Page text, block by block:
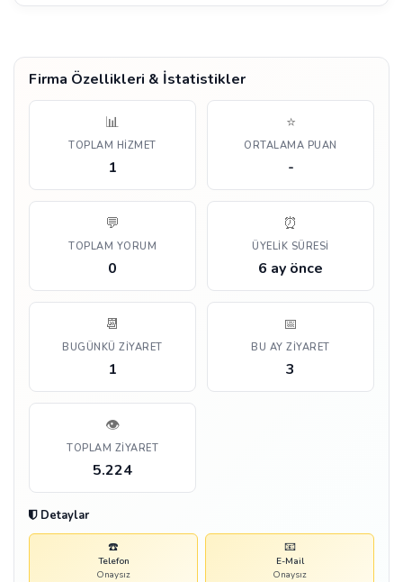
Firma Özellikleri & İstatistikler
📊
TOPLAM HIZMET
1
⭐
ORTALAMA PUAN
-
💬
TOPLAM YORUM
0
⏰
ÜYELIK SÜRESI
6 ay önce
📆
BUGÜNKÜ ZIYARET
1
📅
BU AY ZIYARET
3
👁️
TOPLAM ZIYARET
5.224
Detaylar
☎️
Telefon
Onaysız
📧
E-Mail
Onaysız